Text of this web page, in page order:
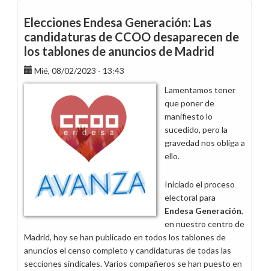
retribuidas
elecciones
28-
M
Elecciones Endesa Generación: Las
candidaturas de CCOO desaparecen de
los tablones de anuncios de Madrid
Mié, 08/02/2023 - 13:43
Lamentamos tener
que poner de
manifiesto lo
sucedido, pero la
gravedad nos obliga a
ello.
Iniciado el proceso
electoral para
Endesa Generación,
en nuestro centro de
Madrid, hoy se han publicado en todos los tablones de
anuncios el censo completo y candidaturas de todas las
secciones sindicales. Varios compañeros se han puesto en